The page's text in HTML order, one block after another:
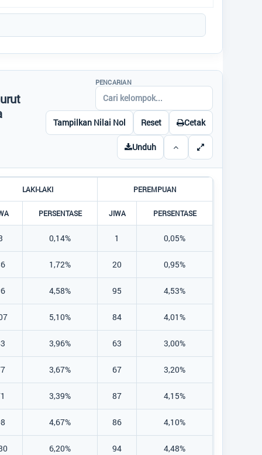
Kode Pos
: 74184
RT.13,RW.06 LADA
62858493455
ladamandalajaya@gmail.com
Titik Lokasi Kantor Desa
PENCARIAN
Tampilkan Nilai Nol Reset Cetak
Unduh
LAKI-LAKI PEREMPUAN
PERSENTASE JIWA PERSENTASE
0,14% 1 0,05%
1,72% 20 0,95%
4,58% 95 4,53%
5,10% 84 4,01%
3,96% 63 3,00%
3,67% 67 3,20%
3,39% 87 4,15%
4,67% 86 4,10%
6,20% 94 4,48%